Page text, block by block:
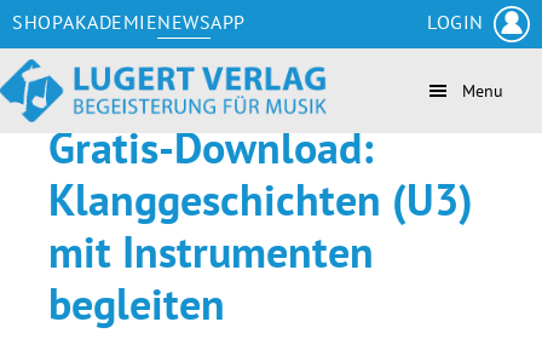
Zum
Inhalt
springen
Skip
to
secondary
navigation
Zur
Seitenspalte
springen
Zur
Fußzeile
springen
Menu
Gratis-Download:
Klanggeschichten (U3)
mit Instrumenten
begleiten
SHOPAKADEMIENEWSAPP LOGIN